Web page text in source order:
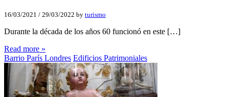
16/03/2021 / 29/03/2022 by turismo
Durante la década de los años 60 funcionó en este […]
Read more »
Barrio París Londres Edificios Patrimoniales